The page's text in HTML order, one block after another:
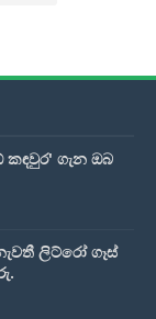
ගැන ඔබ
ලිට්රෝ ගෑස්